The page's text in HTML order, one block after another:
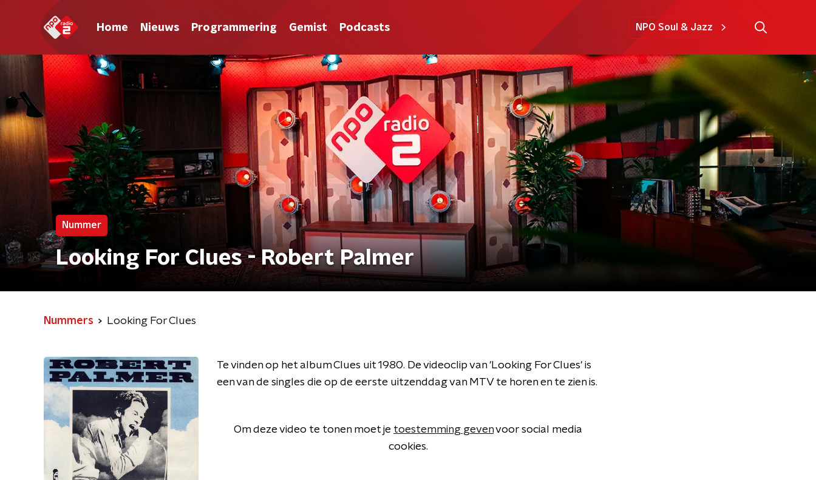
Home Nieuws Programmering Gemist Podcasts NPO Soul & Jazz
Nummer
Looking For Clues - Robert Palmer
Nummers Looking For Clues
Te vinden op het album Clues uit 1980. De videoclip van 'Looking For Clues' is
een van de singles die op de eerste uitzenddag van MTV te horen en te zien is.
Om deze video te tonen moet je toestemming gevenvoor social media
cookies.